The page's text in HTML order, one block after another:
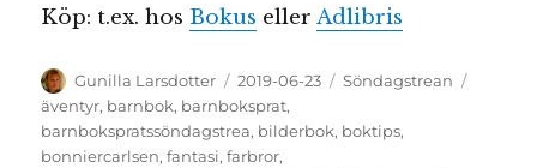
Köp: t.ex. hos Bokus ellerAdlibris
Författare
Gunilla Larsdotter
Publicerat
den
2019-06-23 Kategorier
Söndagstrean
äventyr, barnbok, barnboksprat,
barnbokspratssöndagstrea, bilderbok, boktips,
bonniercarlsen,fantasi,farbror,